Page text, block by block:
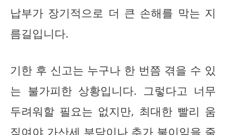
납부가 장기적으로 더 큰 손해를 막는 지
름길입니다.
기한 후 신고는 누구나 한 번쯤 겪을 수 있
는 불가피한 상황입니다. 그렇다고 너무
두려워할 필요는 없지만, 최대한 빨리 움
직여야 가산세 부담이나 추가 불이익을 줄